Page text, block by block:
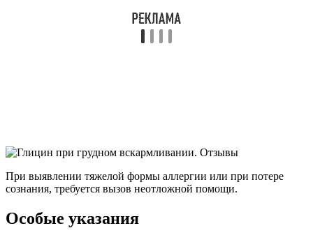
При выявлении тяжелой формы аллергии или при потере
сознания, требуется вызов неотложной помощи.
Особые указания